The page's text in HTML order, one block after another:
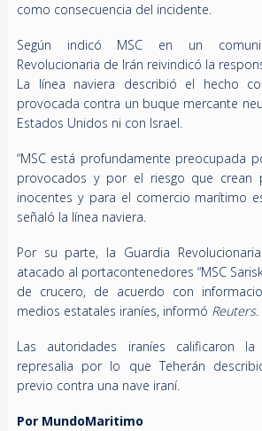
como consecuencia del incidente.
Según indicó MSC en un
Revolucionaria de Irán reivindicó la
La línea naviera describió el hecho
provocada contra un buque mercante
Estados Unidos ni con Israel.
“MSC está profundamente preocupada
provocados y por el riesgo que crean
inocentes y para el comercio marítimo
señaló la línea naviera.
Por su parte, la Guardia
atacado al portacontenedores “MSC
de crucero, de acuerdo con
medios estatales iraníes, informó Reuters.
Las autoridades iraníes calificaron
represalia por lo que Teherán
previo contra una nave iraní.
Por MundoMaritimo